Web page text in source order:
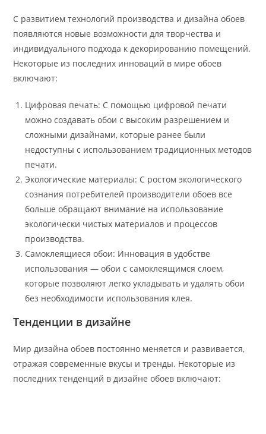
С развитием технологий производства и дизайна обоев
появляются новые возможности для творчества и
индивидуального подхода к декорированию помещений.
Некоторые из последних инноваций в мире обоев
включают:
Цифровая печать: С помощью цифровой печати
можно создавать обои с высоким разрешением и
сложными дизайнами, которые ранее были
недоступны с использованием традиционных методов
печати.
Экологические материалы: С ростом экологического
сознания потребителей производители обоев все
больше обращают внимание на использование
экологически чистых материалов и процессов
производства.
Самоклеящиеся обои: Инновация в удобстве
использования — обои с самоклеящимся слоем,
которые позволяют легко укладывать и удалять обои
без необходимости использования клея.
Тенденции в дизайне
Мир дизайна обоев постоянно меняется и развивается,
отражая современные вкусы и тренды. Некоторые из
последних тенденций в дизайне обоев включают: